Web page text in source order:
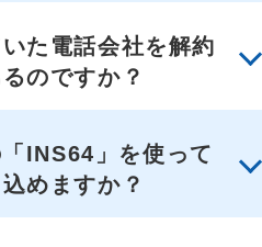
た電話会社を解約
のですか？
INS64」を使って
めますか？